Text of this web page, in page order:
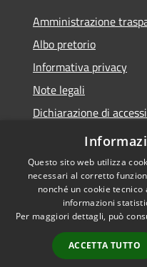
Amministrazione
Albo pretorio
Informativa privacy
Note legali
Dichiarazione di
Piano di
Accessibility
Questo sito web utilizza
necessari al corretto
nonché un cookie
informazioni
Per maggiori dettagli, può
ACCETTA TUTTO